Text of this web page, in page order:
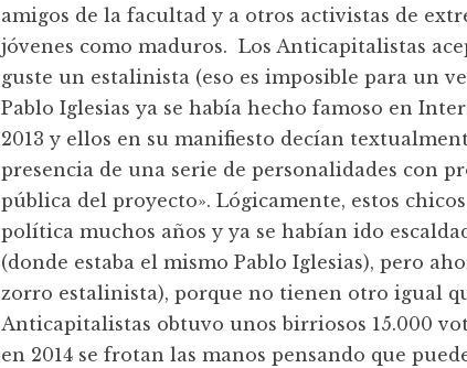
amigos de la facultad y a otros activistas de
jóvenes como maduros. Los Anticapitalistas
guste un estalinista (eso es imposible para un
Pablo Iglesias ya se había hecho famoso en
2013 y ellos en su manifiesto decían
presencia de una serie de personalidades con
pública del proyecto». Lógicamente, estos
política muchos años y ya se habían ido
(donde estaba el mismo Pablo Iglesias), pero
zorro estalinista), porque no tienen otro igual
Anticapitalistas obtuvo unos birriosos 15.000
en 2014 se frotan las manos pensando que